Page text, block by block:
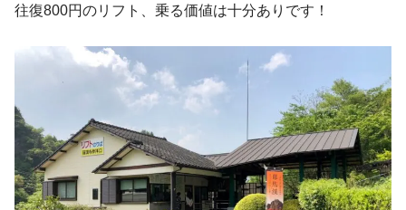
往復800円のリフト、乗る価値は十分ありです！